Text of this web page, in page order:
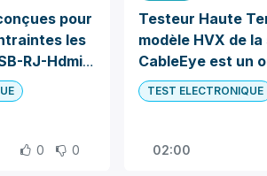
pour
les
RJ-Hdmi-
0 0
Testeur Haute
modèle HVX de
CableEye est un
robuste qui
tester, vérifier et
connecteurs et
TEST ELECTRONIQUE
02:00